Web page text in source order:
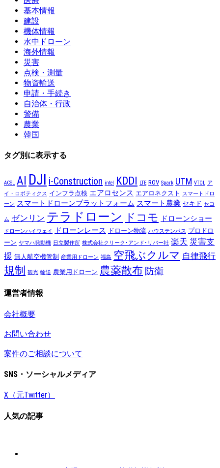
基本情報
建設
機体情報
水中ドローン
海外情報
災害
点検・測量
物資輸送
申請・手続き
自治体・行政
警備
農業
韓国
タグ別に表示する
ACSL AI DJI i-Construction intel KDDI LTE ROV Spark UTM VTOL ア
イ・ロボティクス インフラ点検 エアロセンス エアロネクスト
スマートドロ
ーン スマートドローンプラットフォーム スマート農業 セキド セコ
ム ゼンリン テラドローン ドコモ ドローンショー
ドローンハイウェイ ドローンレース ドローン物流 ハウステンボス プロドロ
ーン ヤマハ発動機 日立製作所 株式会社クリーク･アンド･リバー社 楽天 災害支
援 無人航空機管制 産業用ドローン 福島 空飛ぶクルマ 自律飛行
規制 観光 輸送 農業用ドローン 農薬散布 防衛
運営者情報
会社概要
お問い合わせ
案件のご相談について
SNS・ソーシャルメディア
X（元Twitter）
人気の記事